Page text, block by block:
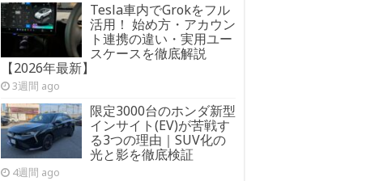
Tesla車内でGrokをフル
活用！ 始め方・アカウン
ト連携の違い・実用ユー
スケースを徹底解説
【2026年最新】
3週間 ago
限定3000台のホンダ新型
インサイト(EV)が苦戦す
る3つの理由｜SUV化の
光と影を徹底検証
4週間 ago